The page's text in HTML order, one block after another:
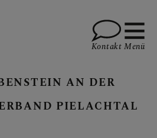
AN DER
PIELACHTAL
Kontakt Menü